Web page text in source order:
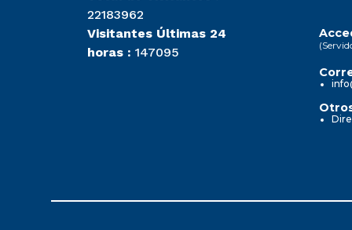
22183962
Visitantes Últimas 24
horas : 147095